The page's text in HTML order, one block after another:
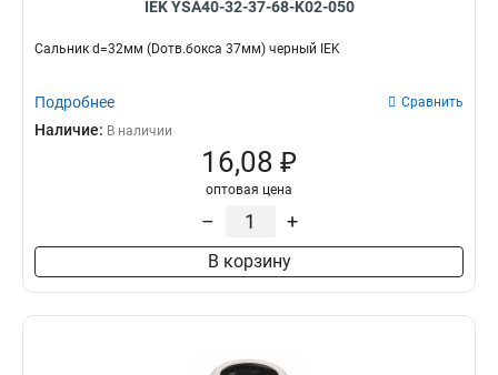
IEK YSA40-32-37-68-K02-050
Сальник d=32мм (Dотв.бокса 37мм) черный IEK
Подробнее Сравнить
Наличие: В наличии
16,08 ₽
оптовая цена
– +
В корзину